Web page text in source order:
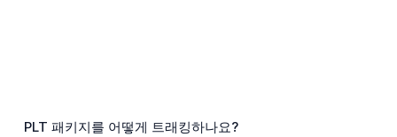
PLT 패키지를 어떻게 트래킹하나요?